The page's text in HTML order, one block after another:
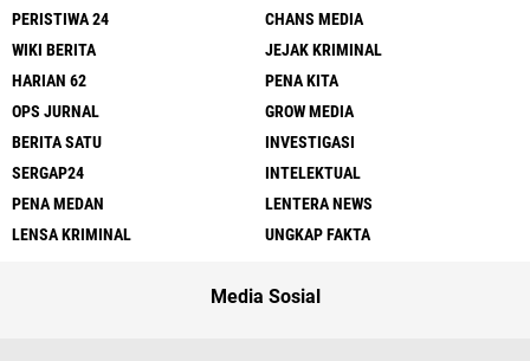
PERISTIWA 24
CHANS MEDIA
WIKI BERITA
JEJAK KRIMINAL
HARIAN 62
PENA KITA
OPS JURNAL
GROW MEDIA
BERITA SATU
INVESTIGASI
SERGAP24
INTELEKTUAL
PENA MEDAN
LENTERA NEWS
LENSA KRIMINAL
UNGKAP FAKTA
Media Sosial